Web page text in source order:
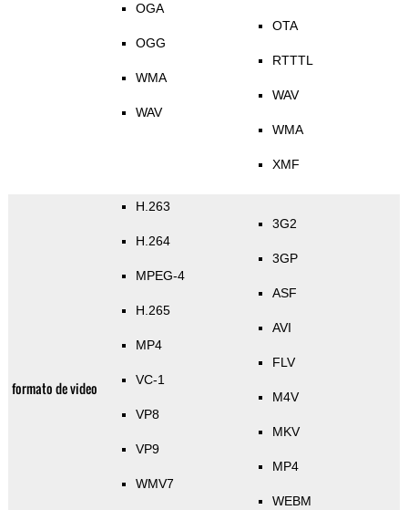
OGA
OGG
WMA
WAV
OTA
RTTTL
WAV
WMA
XMF
formato de video
H.263
H.264
MPEG-4
H.265
MP4
VC-1
VP8
VP9
WMV7
3G2
3GP
ASF
AVI
FLV
M4V
MKV
MP4
WEBM